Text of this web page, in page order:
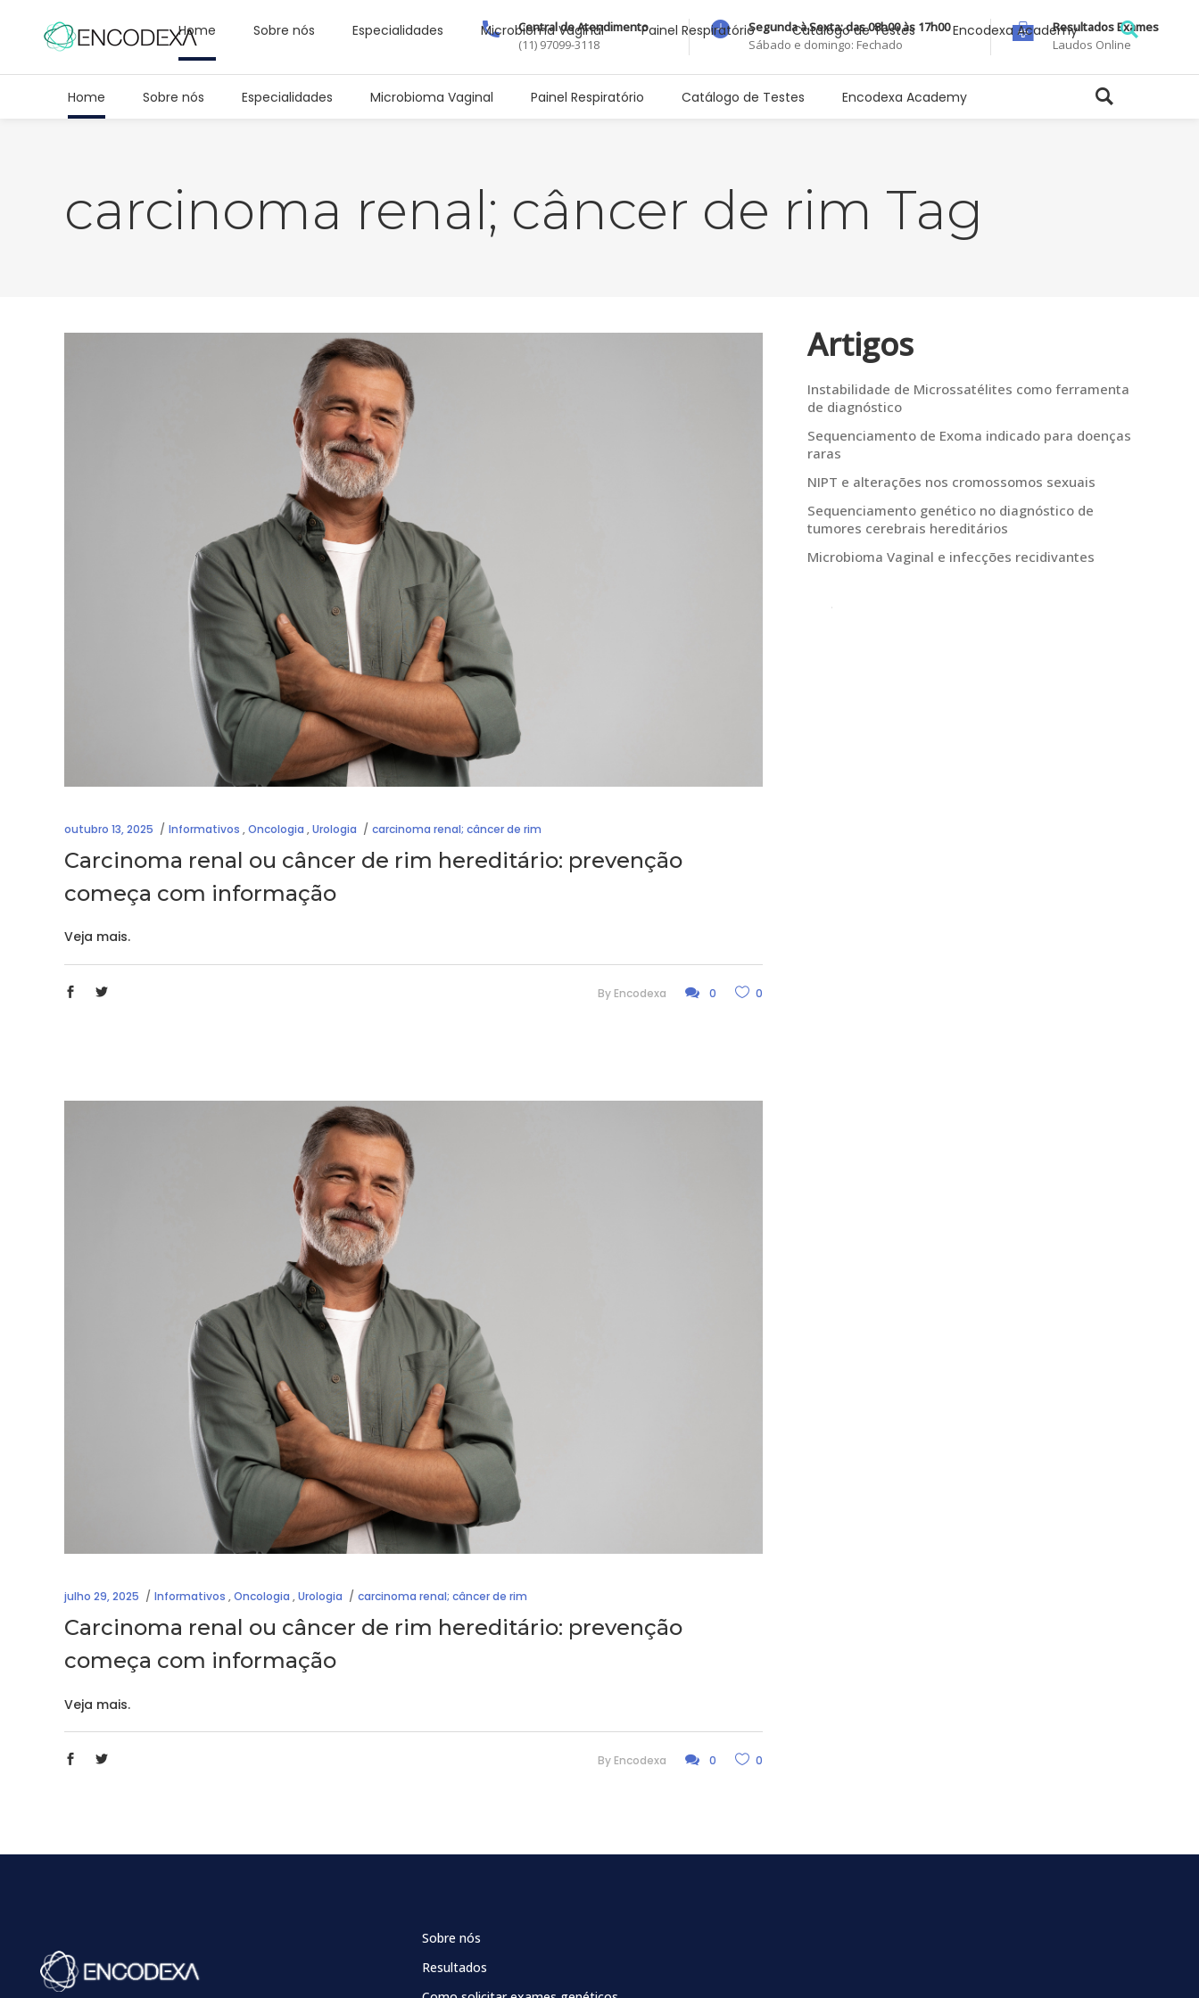
Central de Atendimento
(11) 97099-3118
Segunda à Sexta: das 08h00 às 17h00
Sábado e domingo: Fechado
Resultados Exames
Laudos Online
Home Sobre nós Especialidades Microbioma Vaginal Painel Respiratório Catálogo de Testes Encodexa Academy
Home Sobre nós Especialidades Microbioma Vaginal Painel Respiratório Catálogo de Testes Encodexa Academy
carcinoma renal; câncer de rim Tag
outubro 13, 2025 Informativos ,Oncologia ,Urologia carcinoma renal; câncer de rim
Carcinoma renal ou câncer de rim hereditário: prevenção
começa com informação
Veja mais.
By Encodexa 0 0
julho 29, 2025 Informativos ,Oncologia ,Urologia carcinoma renal; câncer de rim
Carcinoma renal ou câncer de rim hereditário: prevenção
começa com informação
Veja mais.
By Encodexa 0 0
Artigos
Instabilidade de Microssatélites como ferramenta
de diagnóstico
Sequenciamento de Exoma indicado para doenças
raras
NIPT e alterações nos cromossomos sexuais
Sequenciamento genético no diagnóstico de
tumores cerebrais hereditários
Microbioma Vaginal e infecções recidivantes
Sobre nós
Resultados